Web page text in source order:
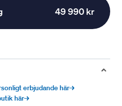
49 990 kr
erbjudande här→
här→